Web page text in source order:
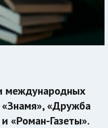
международных
«Дружба
«Роман-Газеты».